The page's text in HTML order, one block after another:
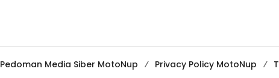
Pedoman Media Siber MotoNup Privacy Policy MotoNup